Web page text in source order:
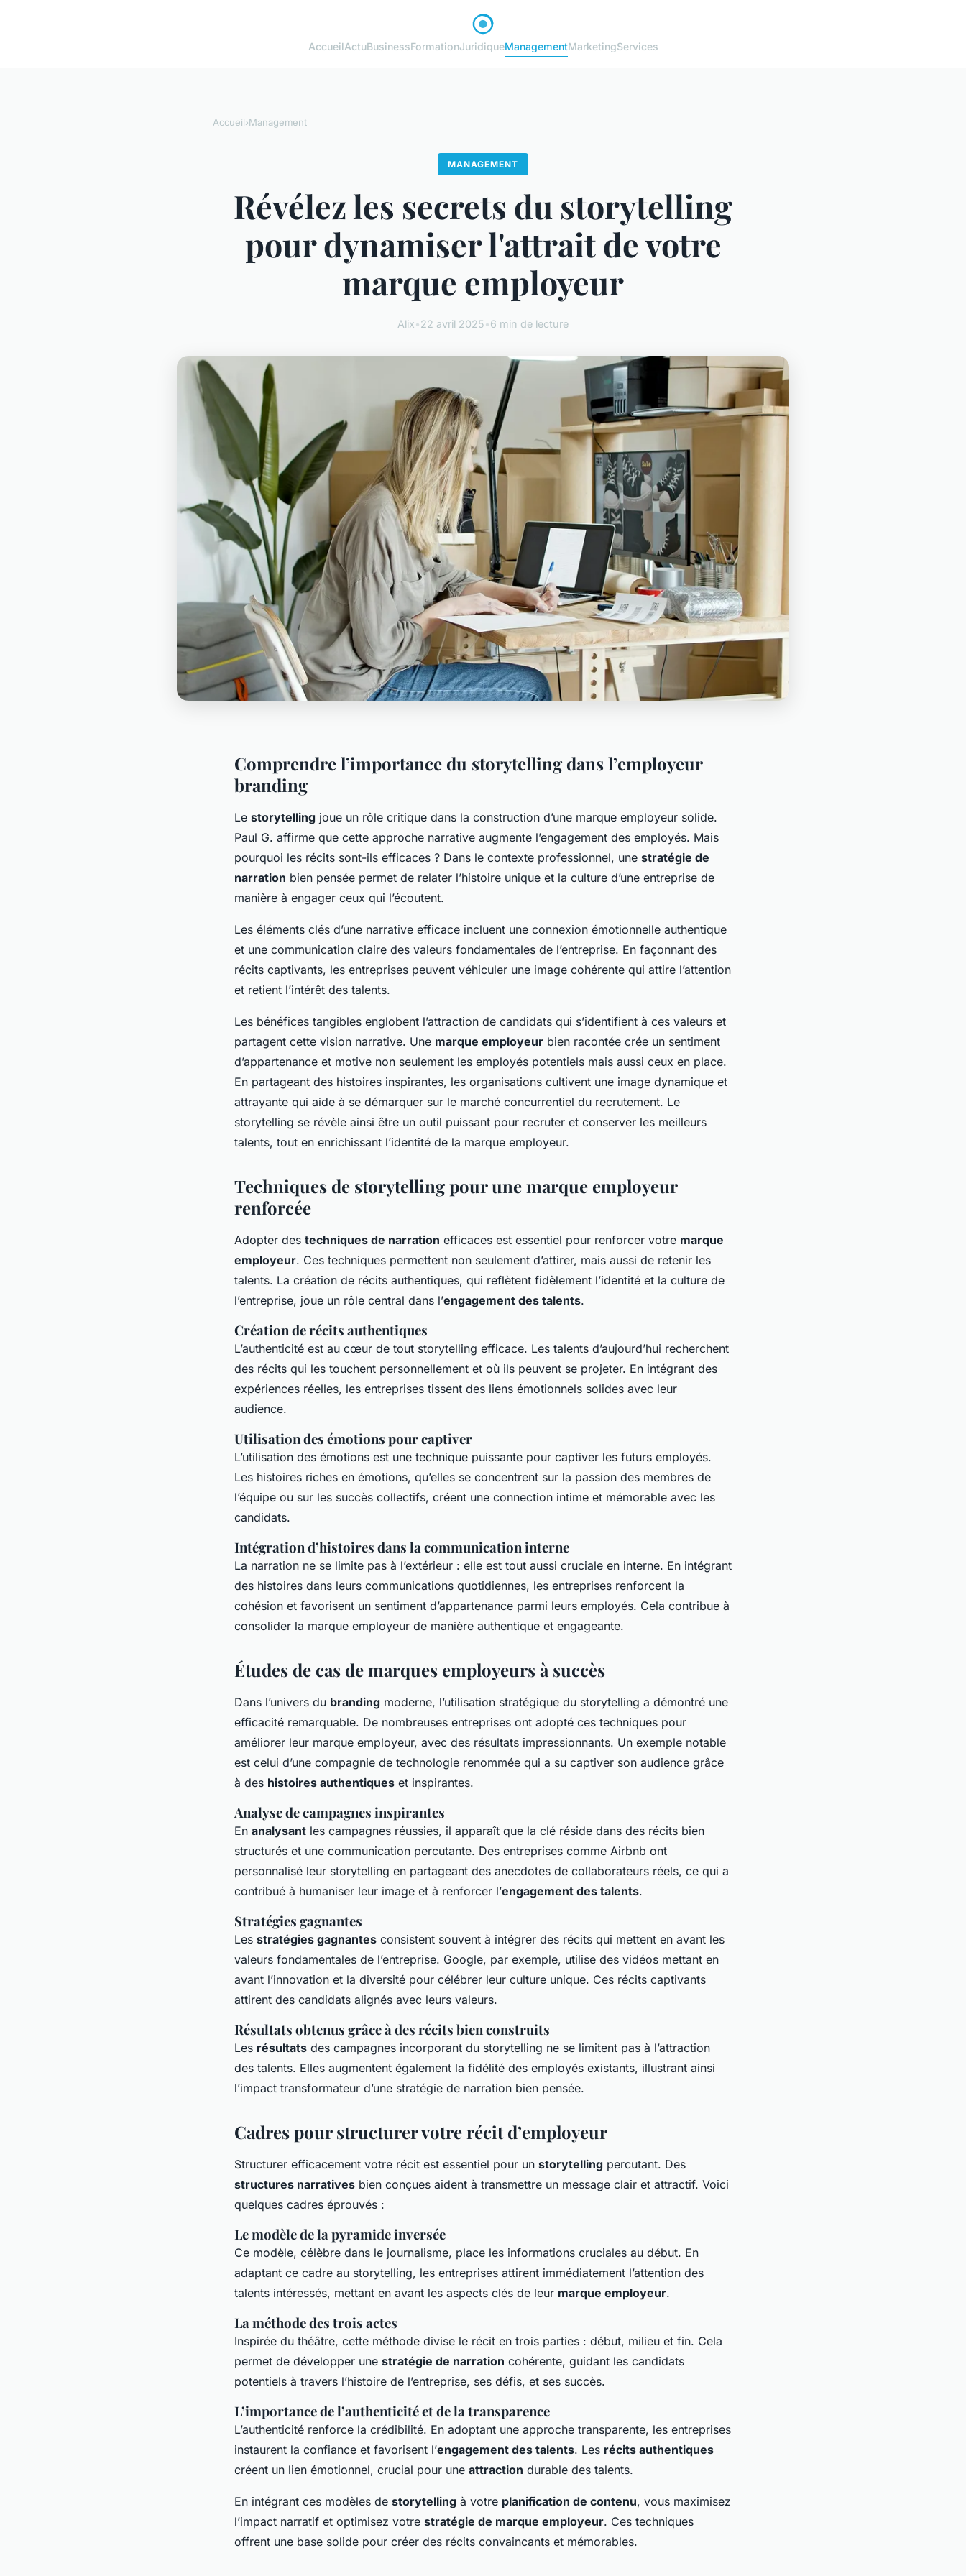
AccueilActuBusinessFormationJuridiqueManagementMarketingServices
Accueil›Management
MANAGEMENT
Révélez les secrets du storytelling
pour dynamiser l'attrait de votre
marque employeur
Alix•22 avril 2025•6 min de lecture
Comprendre l’importance du storytelling dans l’employeur
branding
Le storytelling joue un rôle critique dans la construction d’une marque employeur solide.
Paul G. affirme que cette approche narrative augmente l’engagement des employés. Mais
pourquoi les récits sont-ils efficaces ? Dans le contexte professionnel, une stratégie de
narration bien pensée permet de relater l’histoire unique et la culture d’une entreprise de
manière à engager ceux qui l’écoutent.
Les éléments clés d’une narrative efficace incluent une connexion émotionnelle authentique
et une communication claire des valeurs fondamentales de l’entreprise. En façonnant des
récits captivants, les entreprises peuvent véhiculer une image cohérente qui attire l’attention
et retient l’intérêt des talents.
Les bénéfices tangibles englobent l’attraction de candidats qui s’identifient à ces valeurs et
partagent cette vision narrative. Une marque employeur bien racontée crée un sentiment
d’appartenance et motive non seulement les employés potentiels mais aussi ceux en place.
En partageant des histoires inspirantes, les organisations cultivent une image dynamique et
attrayante qui aide à se démarquer sur le marché concurrentiel du recrutement. Le
storytelling se révèle ainsi être un outil puissant pour recruter et conserver les meilleurs
talents, tout en enrichissant l’identité de la marque employeur.
Techniques de storytelling pour une marque employeur
renforcée
Adopter des techniques de narration efficaces est essentiel pour renforcer votre marque
employeur. Ces techniques permettent non seulement d’attirer, mais aussi de retenir les
talents. La création de récits authentiques, qui reflètent fidèlement l’identité et la culture de
l’entreprise, joue un rôle central dans l’engagement des talents.
Création de récits authentiques
L’authenticité est au cœur de tout storytelling efficace. Les talents d’aujourd’hui recherchent
des récits qui les touchent personnellement et où ils peuvent se projeter. En intégrant des
expériences réelles, les entreprises tissent des liens émotionnels solides avec leur
audience.
Utilisation des émotions pour captiver
L’utilisation des émotions est une technique puissante pour captiver les futurs employés.
Les histoires riches en émotions, qu’elles se concentrent sur la passion des membres de
l’équipe ou sur les succès collectifs, créent une connection intime et mémorable avec les
candidats.
Intégration d’histoires dans la communication interne
La narration ne se limite pas à l’extérieur : elle est tout aussi cruciale en interne. En intégrant
des histoires dans leurs communications quotidiennes, les entreprises renforcent la
cohésion et favorisent un sentiment d’appartenance parmi leurs employés. Cela contribue à
consolider la marque employeur de manière authentique et engageante.
Études de cas de marques employeurs à succès
Dans l’univers du branding moderne, l’utilisation stratégique du storytelling a démontré une
efficacité remarquable. De nombreuses entreprises ont adopté ces techniques pour
améliorer leur marque employeur, avec des résultats impressionnants. Un exemple notable
est celui d’une compagnie de technologie renommée qui a su captiver son audience grâce
à des histoires authentiques et inspirantes.
Analyse de campagnes inspirantes
En analysant les campagnes réussies, il apparaît que la clé réside dans des récits bien
structurés et une communication percutante. Des entreprises comme Airbnb ont
personnalisé leur storytelling en partageant des anecdotes de collaborateurs réels, ce qui a
contribué à humaniser leur image et à renforcer l’engagement des talents.
Stratégies gagnantes
Les stratégies gagnantes consistent souvent à intégrer des récits qui mettent en avant les
valeurs fondamentales de l’entreprise. Google, par exemple, utilise des vidéos mettant en
avant l’innovation et la diversité pour célébrer leur culture unique. Ces récits captivants
attirent des candidats alignés avec leurs valeurs.
Résultats obtenus grâce à des récits bien construits
Les résultats des campagnes incorporant du storytelling ne se limitent pas à l’attraction
des talents. Elles augmentent également la fidélité des employés existants, illustrant ainsi
l’impact transformateur d’une stratégie de narration bien pensée.
Cadres pour structurer votre récit d’employeur
Structurer efficacement votre récit est essentiel pour un storytelling percutant. Des
structures narratives bien conçues aident à transmettre un message clair et attractif. Voici
quelques cadres éprouvés :
Le modèle de la pyramide inversée
Ce modèle, célèbre dans le journalisme, place les informations cruciales au début. En
adaptant ce cadre au storytelling, les entreprises attirent immédiatement l’attention des
talents intéressés, mettant en avant les aspects clés de leur marque employeur.
La méthode des trois actes
Inspirée du théâtre, cette méthode divise le récit en trois parties : début, milieu et fin. Cela
permet de développer une stratégie de narration cohérente, guidant les candidats
potentiels à travers l’histoire de l’entreprise, ses défis, et ses succès.
L’importance de l’authenticité et de la transparence
L’authenticité renforce la crédibilité. En adoptant une approche transparente, les entreprises
instaurent la confiance et favorisent l’engagement des talents. Les récits authentiques
créent un lien émotionnel, crucial pour une attraction durable des talents.
En intégrant ces modèles de storytelling à votre planification de contenu, vous maximisez
l’impact narratif et optimisez votre stratégie de marque employeur. Ces techniques
offrent une base solide pour créer des récits convaincants et mémorables.